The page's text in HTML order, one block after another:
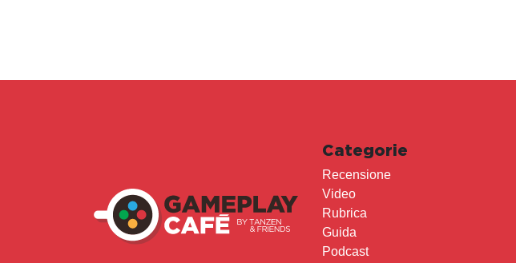
Categorie
Recensione
Video
Rubrica
Guida
Podcast